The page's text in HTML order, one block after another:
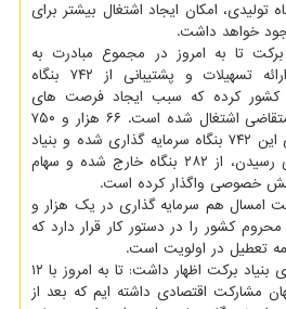
تولیدی، امکان ایجاد اشتغال بیشتر برای
خواهد داشت.
تا به امروز در مجموع مبادرت به
مشارکت، سرمایه گذاری، ارائه تسهیلات و پشتیبانی از ۷۴۲ بنگاه
کشور کرده که سبب ایجاد فرصت های
کسب و کار برای ۲۱۱ هزار متقاضی اشتغال شده است. ۶۶ هزار و ۷۵۰
میلیاردریال برای توانمندسازی این ۷۴۲ بنگاه سرمایه گذاری شده و بنیاد
بعد از تثبیت و به سوددهی رسیدن، از ۲۸۲ بنگاه خارج شده و سهام
خصوصی واگذار کرده است.
امسال هم سرمایه گذاری در یک هزار و
محروم کشور را در دستور کار قرار دارد که
تعطیل در اولویت است.
معاون مشارکت های اقتصادی بنیاد برکت اظهار داشت: تا به امروز با ۱۲
مشارکت اقتصادی داشته ایم که بعد از